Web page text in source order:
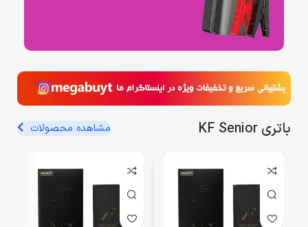
انواع گجت هوشمند
بدون مشکل کاراتو راه بنداز
باتری KF Senior مشاهده محصولات